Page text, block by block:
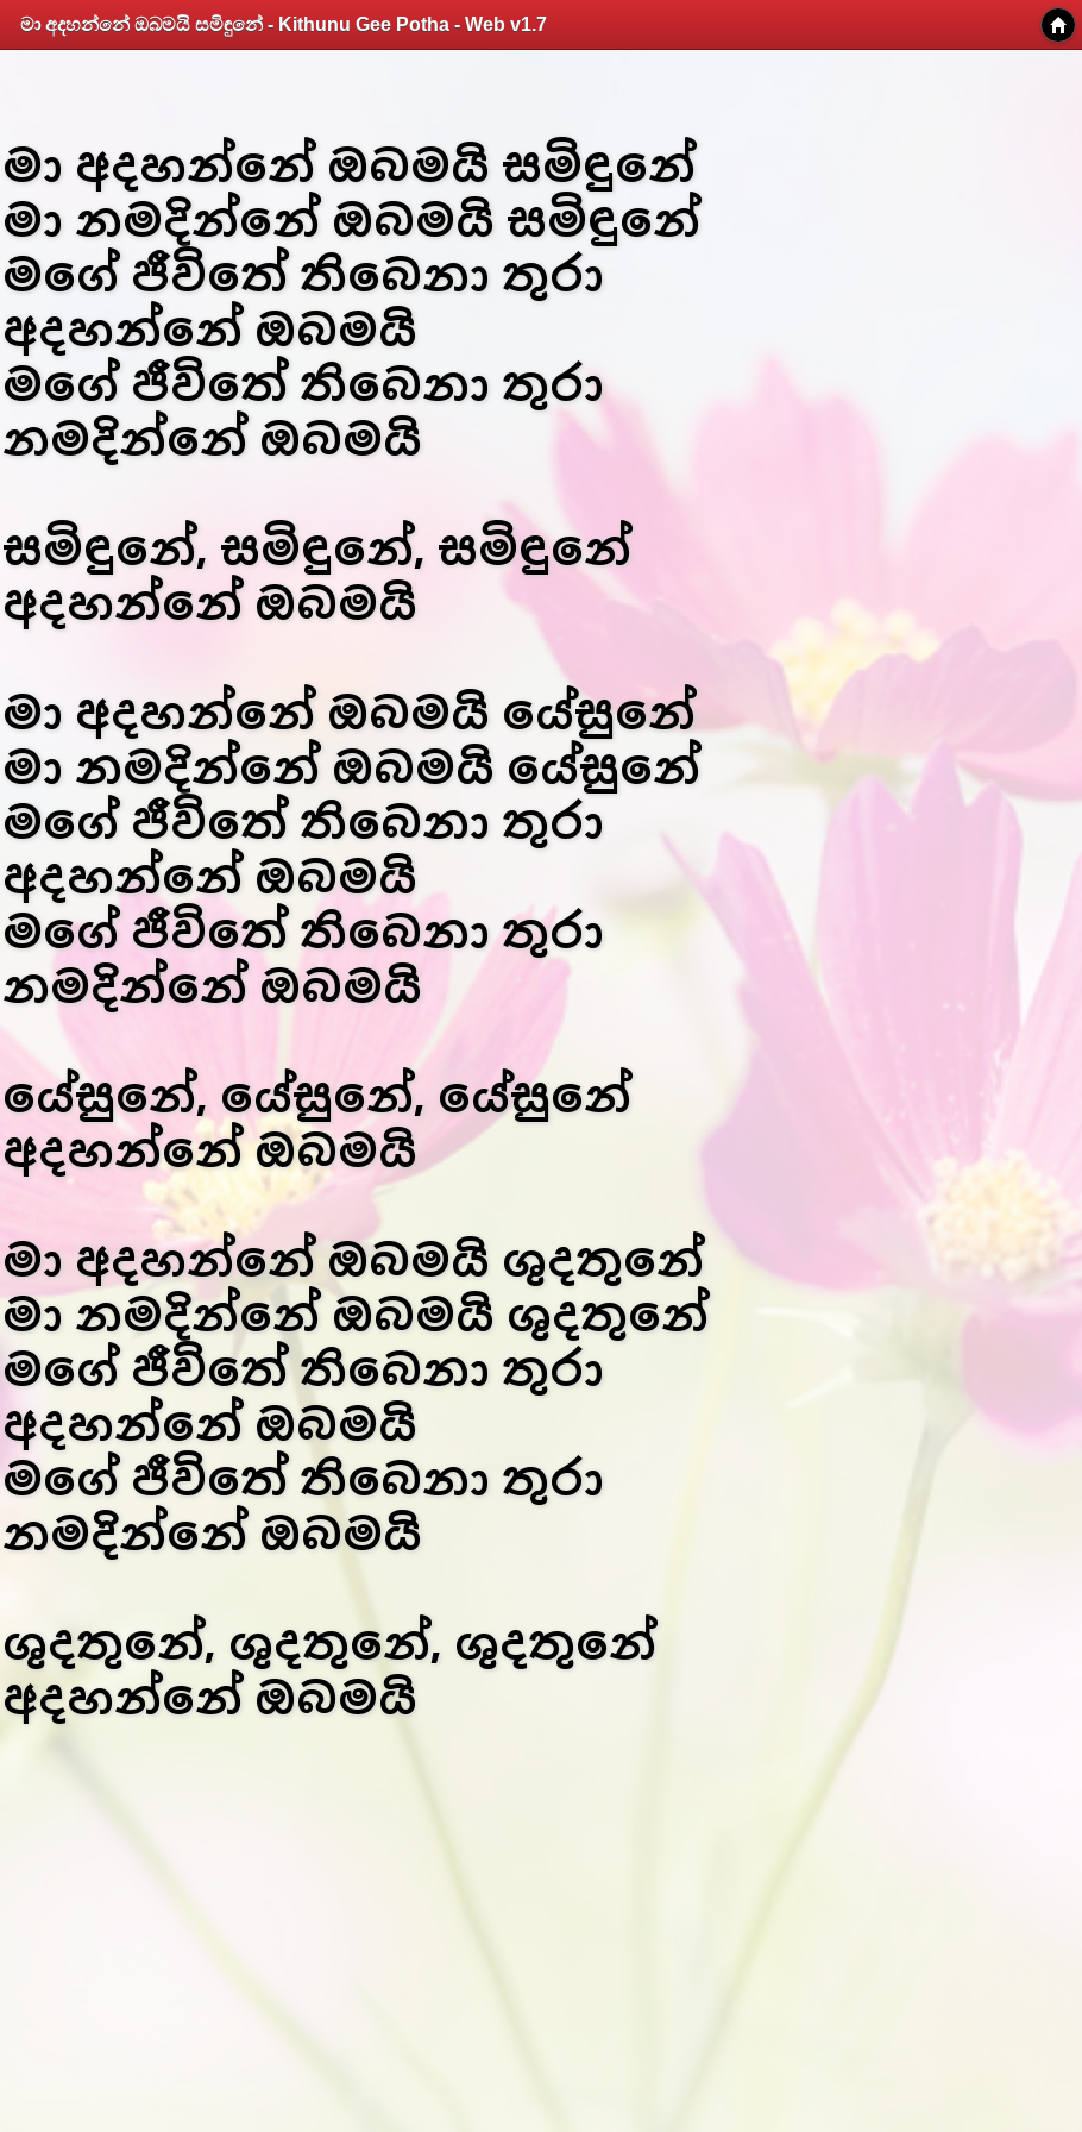
මා අදහන්නේ ඔබමයි සමිඳුනේ - Kithunu Gee Potha - Web v1.7
මා අදහන්නේ ඔබමයි සමිඳුනේ
මා නමදින්නේ ඔබමයි සමිඳුනේ
මගේ ජීවිතේ තිබෙනා තුරා
අදහන්නේ ඔබමයි
මගේ ජීවිතේ තිබෙනා තුරා
නමදින්නේ ඔබමයි
සමිඳුනේ, සමිඳුනේ, සමිඳුනේ
අදහන්නේ ඔබමයි
මා අදහන්නේ ඔබමයි යේසුනේ
මා නමදින්නේ ඔබමයි යේසුනේ
මගේ ජීවිතේ තිබෙනා තුරා
අදහන්නේ ඔබමයි
මගේ ජීවිතේ තිබෙනා තුරා
නමදින්නේ ඔබමයි
යේසුනේ, යේසුනේ, යේසුනේ
අදහන්නේ ඔබමයි
මා අදහන්නේ ඔබමයි ශුදතුනේ
මා නමදින්නේ ඔබමයි ශුදතුනේ
මගේ ජීවිතේ තිබෙනා තුරා
අදහන්නේ ඔබමයි
මගේ ජීවිතේ තිබෙනා තුරා
නමදින්නේ ඔබමයි
ශුදතුනේ, ශුදතුනේ, ශුදතුනේ
අදහන්නේ ඔබමයි